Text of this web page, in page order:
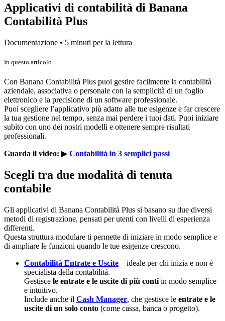
Applicativi di contabilità di Banana
Contabilità Plus
Documentazione • 5 minuti per la lettura
In questo articolo
Con Banana Contabilità Plus puoi gestire facilmente la contabilità
aziendale, associativa o personale con la semplicità di un foglio
elettronico e la precisione di un software professionale.
Puoi scegliere l’applicativo più adatto alle tue esigenze e far crescere
la tua gestione nel tempo, senza mai perdere i tuoi dati. Puoi iniziare
subito con uno dei nostri modelli e ottenere sempre risultati
professionali.
Guarda il video: ▶ Contabilità in 3 semplici passi
Scegli tra due modalità di tenuta
contabile
Gli applicativi di Banana Contabilità Plus si basano su due diversi
metodi di registrazione, pensati per utenti con livelli di esperienza
differenti.
Questa struttura modulare ti permette di iniziare in modo semplice e
di ampliare le funzioni quando le tue esigenze crescono.
Contabilità Entrate e Uscite – ideale per chi inizia e non è
specialista della contabilità.
Gestisce le entrate e le uscite di più conti in modo semplice
e intuitivo.
Include anche il Cash Manager, che gestisce le entrate e le
uscite di un solo conto (come cassa, banca o progetto).